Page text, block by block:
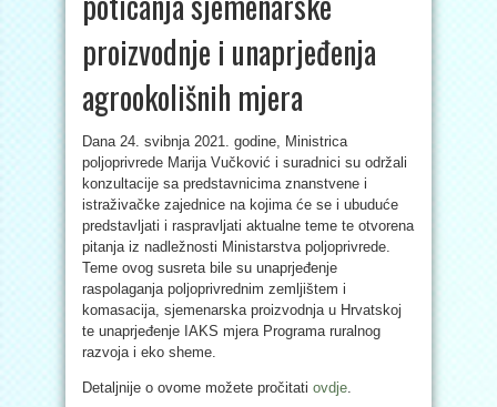
proizvodnje i unaprjeđenja
agrookolišnih mjera
Dana 24. svibnja 2021. godine, Ministrica
poljoprivrede Marija Vučković i suradnici su održali
konzultacije sa predstavnicima znanstvene i
istraživačke zajednice na kojima će se i ubuduće
predstavljati i raspravljati aktualne teme te otvorena
pitanja iz nadležnosti Ministarstva poljoprivrede.
Teme ovog susreta bile su unaprjeđenje
raspolaganja poljoprivrednim zemljištem i
komasacija, sjemenarska proizvodnja u Hrvatskoj
te unaprjeđenje IAKS mjera Programa ruralnog
razvoja i eko sheme.
Detaljnije o ovome možete pročitati ovdje.